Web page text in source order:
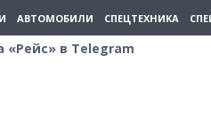
АВТОМОБИЛИ СПЕЦТЕХНИКА
«Рейс» в Telegram